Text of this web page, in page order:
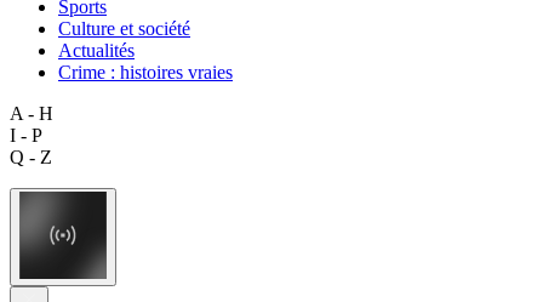
Sports
Culture et société
Actualités
Crime : histoires vraies
A - H
I - P
Q - Z